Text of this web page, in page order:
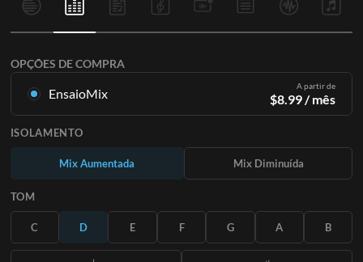
OPÇÕES DE COMPRA
EnsaioMix A partir de
$8.99/ mês
todas as 12 tonalidades com mixagens Up e Minus para cada
parte mais a música original.
ASSINE
ISOLAMENTO
Mix Aumentada Mix Diminuída
TOM
C D E F G A B